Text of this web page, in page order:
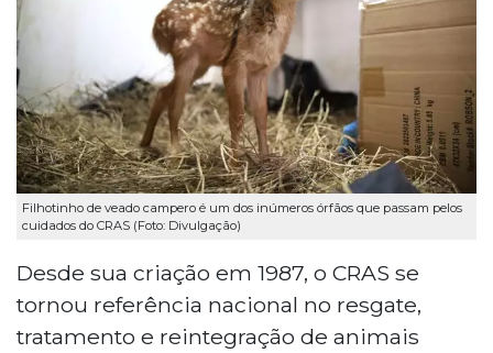
Filhotinho de veado campero é um dos inúmeros órfãos que passam pelos
cuidados do CRAS (Foto: Divulgação)
Desde sua criação em 1987, o CRAS se
tornou referência nacional no resgate,
tratamento e reintegração de animais